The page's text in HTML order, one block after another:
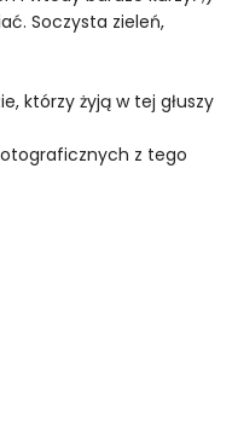
Soczysta zieleń,
którzy żyją w tej głuszy
z tego